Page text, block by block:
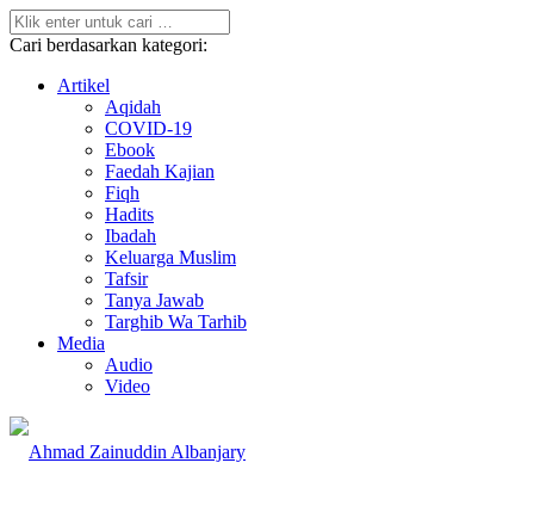
Cari berdasarkan kategori:
Artikel
Aqidah
COVID-19
Ebook
Faedah Kajian
Fiqh
Hadits
Ibadah
Keluarga Muslim
Tafsir
Tanya Jawab
Targhib Wa Tarhib
Media
Audio
Video